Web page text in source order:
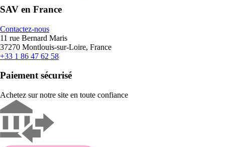
SAV en France
Contactez-nous
11 rue Bernard Maris
37270 Montlouis-sur-Loire, France
+33 1 86 47 62 58
Paiement sécurisé
Achetez sur notre site en toute confiance